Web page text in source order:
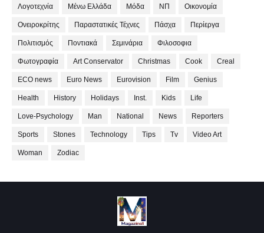
Λογοτεχνία Μένω Ελλάδα Μόδα ΝΠ Οικονομία
Ονειροκρίτης Παραστατικές Τέχνες Πάσχα Περίεργα
Πολιτισμός Ποντιακά Σεμινάρια Φιλοσοφια
Φωτογραφία Art Conservator Christmas Cook Creal
ECO news Euro News Eurovision Film Genius
Health History Holidays Inst. Kids Life
Love-Psychology Man National News Reporters
Sports Stones Technology Tips Tv Video Art
Woman Zodiac